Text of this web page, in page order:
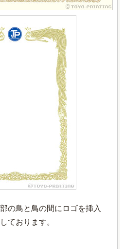
の鳥と鳥の間にロゴを挿入
ております。